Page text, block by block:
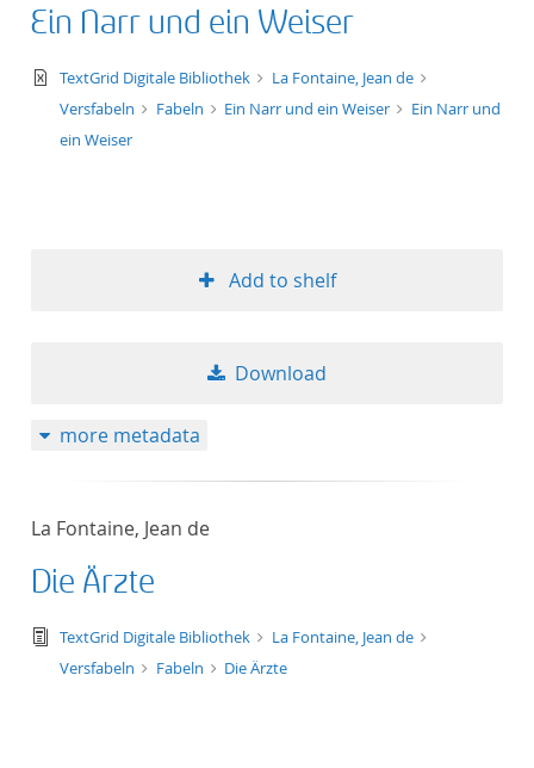
Ein Narr und ein Weiser
text/xml
TextGrid Digitale Bibliothek
La Fontaine, Jean de
Versfabeln
Fabeln Ein Narr und ein Weiser
Ein Narr und
ein Weiser
Add to shelf
Download
more metadata
La Fontaine, Jean de
Die Ärzte
text/tg.edition+tg.aggregation+xml
TextGrid Digitale Bibliothek
La Fontaine, Jean de
Versfabeln
Fabeln Die Ärzte